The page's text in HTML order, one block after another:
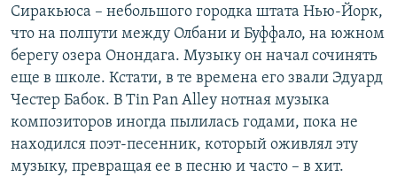
Сиракьюса – небольшого городка штата Нью-Йорк,
что на полпути между Олбани и Буффало, на южном
берегу озера Онондага. Музыку он начал сочинять
еще в школе. Кстати, в те времена его звали Эдуард
Честер Бабок. В Tin Pan Alley нотная музыка
композиторов иногда пылилась годами, пока не
находился поэт-песенник, который оживлял эту
музыку, превращая ее в песню и часто – в хит.